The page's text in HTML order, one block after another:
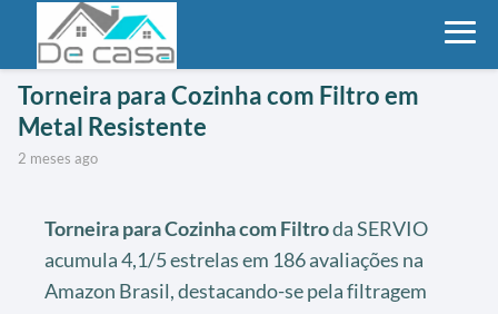
Torneira para Cozinha com Filtro em
Metal Resistente
2 meses ago
Torneira para Cozinha com Filtroda SERVIO
acumula 4,1/5 estrelas em 186 avaliações na
Amazon Brasil, destacando-se pela filtragem